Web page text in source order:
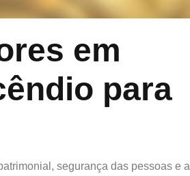
em
para
segurança das pessoas e